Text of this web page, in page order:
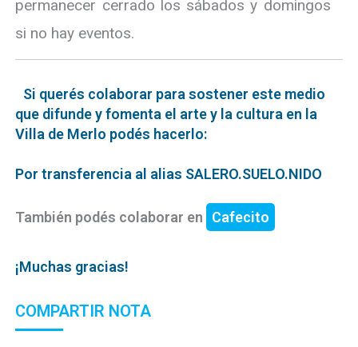
permanecer cerrado los sábados y domingos
si no hay eventos.
Si querés colaborar para sostener este medio
que difunde y fomenta el arte y la cultura en la
Villa de Merlo podés hacerlo:
Por transferencia al alias SALERO.SUELO.NIDO
También podés colaborar en Cafecito
¡Muchas gracias!
COMPARTIR NOTA